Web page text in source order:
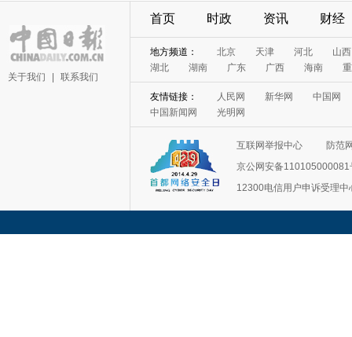
关于我们 联系我们
首页 时政 资讯 财经
地方频道： 北京 天津 河北
山西
湖北
湖南 广东 广西 海南
友情链接： 人民网 新华网
中国网
中国新闻网
光明网
互联网举报中心
防范
京公网安备110105000081
12300电信用户申诉受理中